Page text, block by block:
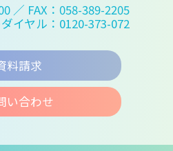
／ FAX：058-389-2205
イヤル：0120-373-072
料請求
い合わせ